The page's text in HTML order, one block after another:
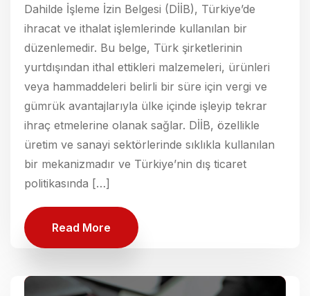
Dahilde İşleme İzin Belgesi (DİİB), Türkiye’de
ihracat ve ithalat işlemlerinde kullanılan bir
düzenlemedir. Bu belge, Türk şirketlerinin
yurtdışından ithal ettikleri malzemeleri, ürünleri
veya hammaddeleri belirli bir süre için vergi ve
gümrük avantajlarıyla ülke içinde işleyip tekrar
ihraç etmelerine olanak sağlar. DİİB, özellikle
üretim ve sanayi sektörlerinde sıklıkla kullanılan
bir mekanizmadır ve Türkiye’nin dış ticaret
politikasında […]
Read More